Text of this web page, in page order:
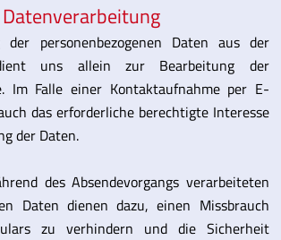
der personenbezogenen Daten aus der
dient uns allein zur Bearbeitung der
Im Falle einer Kontaktaufnahme per E-
das erforderliche berechtigte Interesse
der Daten.
des Absendevorgangs verarbeiteten
Daten dienen dazu, einen Missbrauch
zu verhindern und die Sicherheit